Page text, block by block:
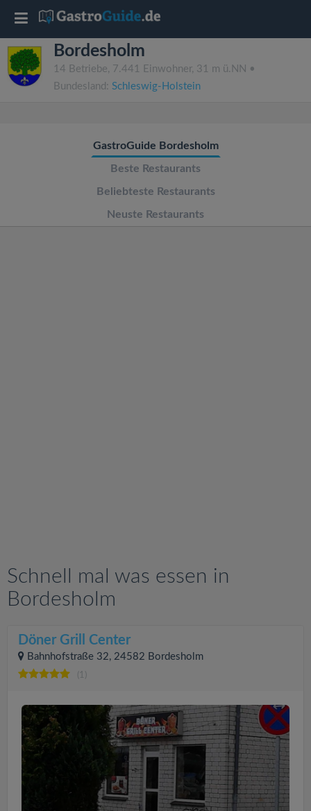
Bordesholm
14 Betriebe, 7.441 Einwohner, 31 m ü.NN •
Bundesland: Schleswig-Holstein
GastroGuide Bordesholm
Beste Restaurants
Beliebteste Restaurants
Neuste Restaurants
Schnell mal was essen in
Bordesholm
Döner Grill Center
Bahnhofstraße 32, 24582 Bordesholm
(1)
T
o
n